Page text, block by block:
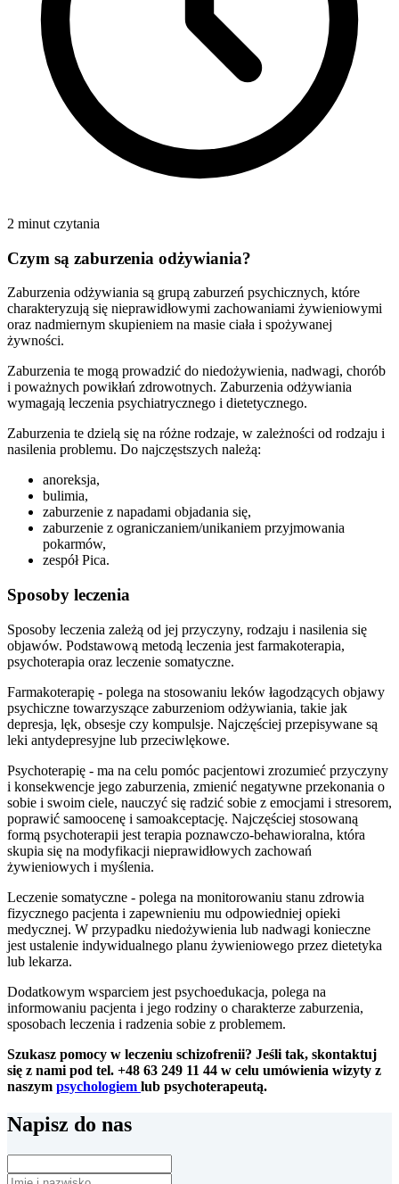
2 minut czytania
Czym są zaburzenia odżywiania?
Zaburzenia odżywiania są grupą zaburzeń psychicznych, które
charakteryzują się nieprawidłowymi zachowaniami żywieniowymi
oraz nadmiernym skupieniem na masie ciała i spożywanej
żywności.
Zaburzenia te mogą prowadzić do niedożywienia, nadwagi, chorób
i poważnych powikłań zdrowotnych. Zaburzenia odżywiania
wymagają leczenia psychiatrycznego i dietetycznego.
Zaburzenia te dzielą się na różne rodzaje, w zależności od rodzaju i
nasilenia problemu. Do najczęstszych należą:
anoreksja,
bulimia,
zaburzenie z napadami objadania się,
zaburzenie z ograniczaniem/unikaniem przyjmowania
pokarmów,
zespół Pica.
Sposoby leczenia
Sposoby leczenia zależą od jej przyczyny, rodzaju i nasilenia się
objawów. Podstawową metodą leczenia jest farmakoterapia,
psychoterapia oraz leczenie somatyczne.
Farmakoterapię - polega na stosowaniu leków łagodzących objawy
psychiczne towarzyszące zaburzeniom odżywiania, takie jak
depresja, lęk, obsesje czy kompulsje. Najczęściej przepisywane są
leki antydepresyjne lub przeciwlękowe.
Psychoterapię - ma na celu pomóc pacjentowi zrozumieć przyczyny
i konsekwencje jego zaburzenia, zmienić negatywne przekonania o
sobie i swoim ciele, nauczyć się radzić sobie z emocjami i stresorem,
poprawić samoocenę i samoakceptację. Najczęściej stosowaną
formą psychoterapii jest terapia poznawczo-behawioralna, która
skupia się na modyfikacji nieprawidłowych zachowań
żywieniowych i myślenia.
Leczenie somatyczne - polega na monitorowaniu stanu zdrowia
fizycznego pacjenta i zapewnieniu mu odpowiedniej opieki
medycznej. W przypadku niedożywienia lub nadwagi konieczne
jest ustalenie indywidualnego planu żywieniowego przez dietetyka
lub lekarza.
Dodatkowym wsparciem jest psychoedukacja, polega na
informowaniu pacjenta i jego rodziny o charakterze zaburzenia,
sposobach leczenia i radzenia sobie z problemem.
Szukasz pomocy w leczeniu schizofrenii? Jeśli tak, skontaktuj
się z nami pod tel. +48 63 249 11 44 w celu umówienia wizyty z
naszym psychologiem lub psychoterapeutą.
Napisz do nas